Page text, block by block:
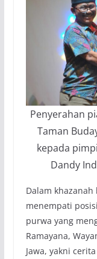
Penyerahan
Taman
kepada
Dandy
Dalam khazanah
menempati
purwa yang
Ramayana,
Jawa, yakni